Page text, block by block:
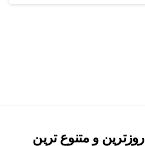
و متنوع ترین